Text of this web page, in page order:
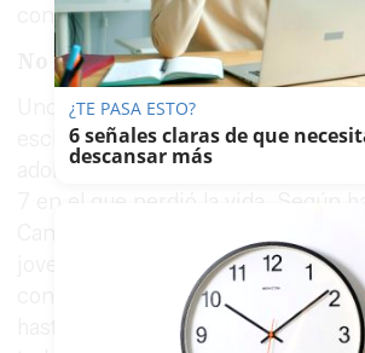
contacto cuando salía por la noche.
No se sabe cómo llegó hasta allí
Uno de los principales aspectos
esclarecer los investigadores es
adolescente desde Marbella hasta
7 en el que perdió la vida. Según
joven utilizó un vehículo de
conductor (VTC) para desplazarse
hasta Mijas. A partir de ese
¿TE PASA ESTO?
6 señales claras de que
descansar más